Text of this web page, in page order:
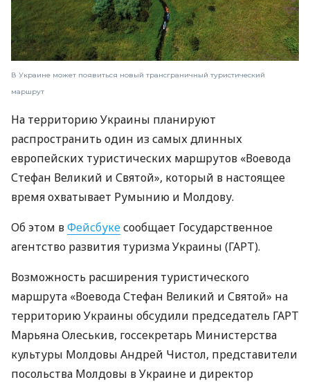
В Украине может появиться новый трансграничный туристический
маршрут
На территорию Украины планируют
распространить один из самых длинных
европейских туристических маршрутов «Воевода
Стефан Великий и Святой», который в настоящее
время охватывает Румынию и Молдову.
Об этом вФейсбукесообщает Государственное
агентство развития туризма Украины (ГАРТ).
Возможность расширения туристического
маршрута «Воевода Стефан Великий и Святой» на
территорию Украины обсудили председатель ГАРТ
Марьяна Олеськив, госсекретарь Министерства
культуры Молдовы Андрей Чистол, представители
посольства Молдовы в Украине и директор